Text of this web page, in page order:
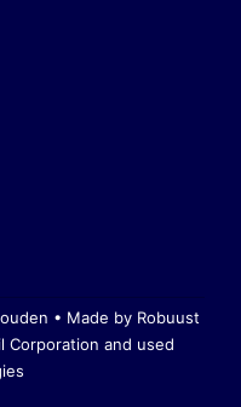
• Made by Robuust
Corporation and used